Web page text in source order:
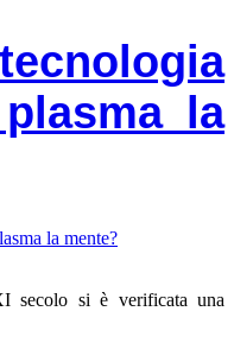
la
secolo si è verificata una